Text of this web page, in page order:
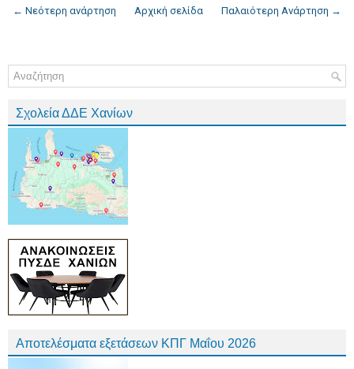
← Νεότερη ανάρτηση Παλαιότερη Ανάρτηση →
Αρχική σελίδα
Σχολεία ΔΔΕ Χανίων
Αποτελέσματα εξετάσεων ΚΠΓ Μαΐου 2026